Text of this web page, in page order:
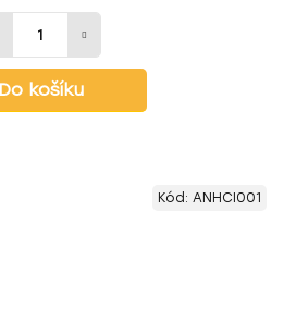
Do košíku
Kód: ANHCI001